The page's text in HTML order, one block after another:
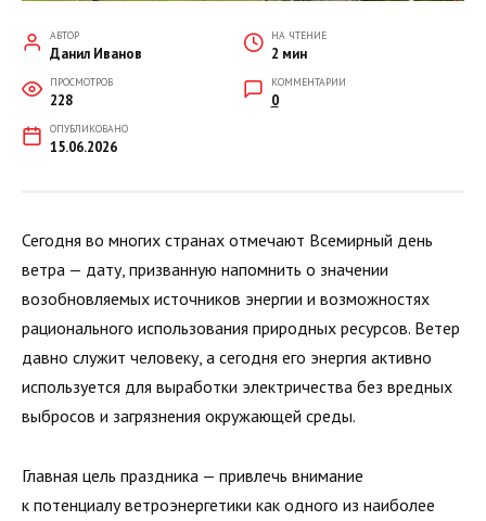
АВТОР
Данил Иванов
НА ЧТЕНИЕ
2 мин
ПРОСМОТРОВ
228
КОММЕНТАРИИ
0
ОПУБЛИКОВАНО
15.06.2026
Сегодня во многих странах отмечают Всемирный день
ветра — дату, призванную напомнить о значении
возобновляемых источников энергии и возможностях
рационального использования природных ресурсов. Ветер
давно служит человеку, а сегодня его энергия активно
используется для выработки электричества без вредных
выбросов и загрязнения окружающей среды.
Главная цель праздника — привлечь внимание
к потенциалу ветроэнергетики как одного из наиболее